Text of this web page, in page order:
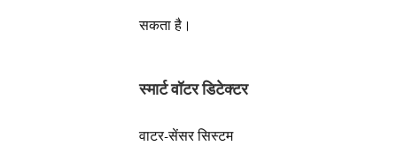
सकता है।
स्मार्ट वॉटर डिटेक्टर
वाटर-सेंसर सिस्टम